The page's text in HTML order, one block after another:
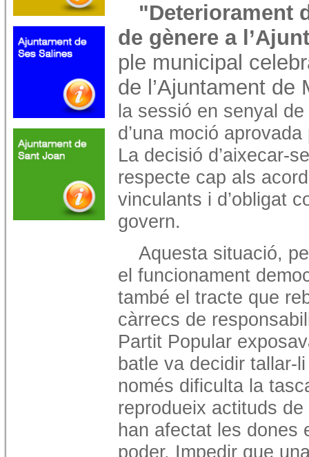
"Deteriorament
de gènere a
ple municipal
de l’Ajuntament de
la sessió en senyal
d’una moció
La decisió d’aixecar-
respecte cap als
vinculants i d’obligat
govern.
Aquesta situació,
el funcionament
també el tracte que
càrrecs de
Partit Popular
batle va decidir tallar-
només dificulta la
reprodueix actituds
han afectat les dones
poder. Impedir que